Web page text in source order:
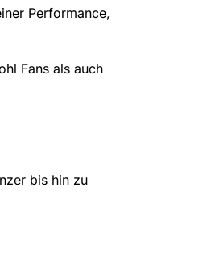
Performance,
Fans als auch
bis hin zu